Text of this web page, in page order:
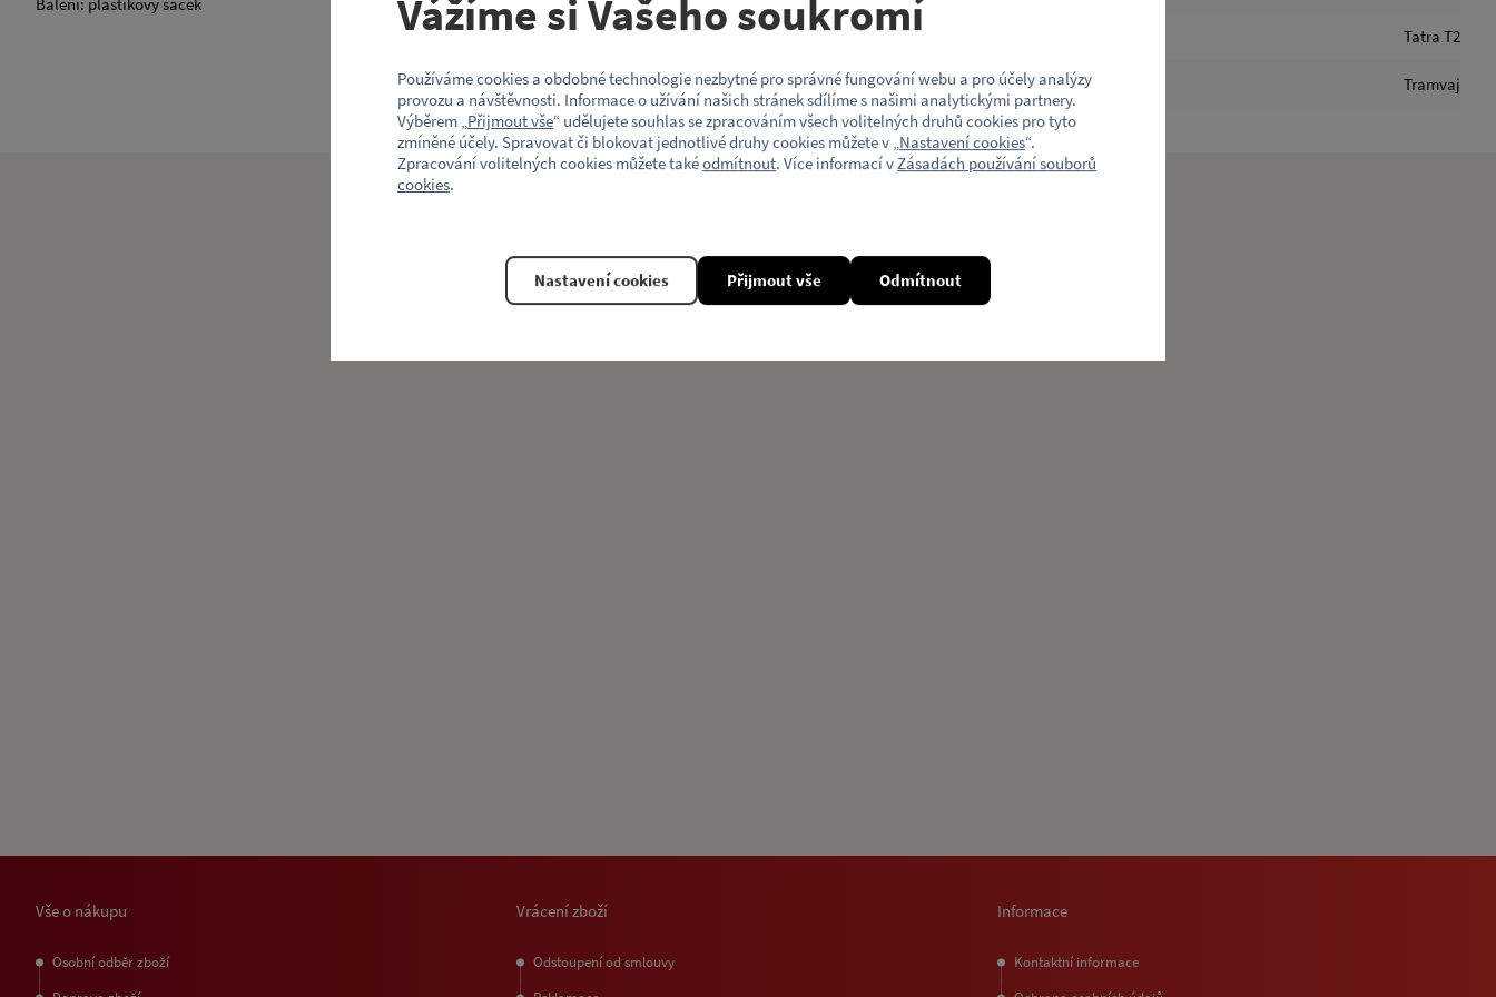
Model vozu Tatra T2
Motiv (typ vozu) Tramvaj
Vše o nákupu
Osobní odběr zboží
Vrácení zboží
Odstoupení od smlouvy
Informace
Kontaktní informace
Vážíme si Vašeho soukromí
Používáme cookies a obdobné technologie nezbytné pro správné fungování webu a pro účely analýzy
provozu a návštěvnosti. Informace o užívání našich stránek sdílíme s našimi analytickými partnery.
Výběrem „Přijmout vše“ udělujete souhlas se zpracováním všech volitelných druhů cookies pro tyto
zmíněné účely. Spravovat či blokovat jednotlivé druhy cookies můžete v „Nastavení cookies“.
Zpracování volitelných cookies můžete takéodmítnout. Více informací vZásadách používání souborů
cookies.
Odmítnout
Nastavení cookies Přijmout vše